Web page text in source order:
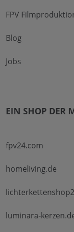
FPV
Blog
Jobs
EIN SHOP DER
fpv24.com
homeliving.de
luminara-